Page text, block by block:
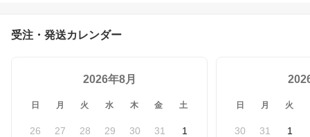
受注・発送カレンダー
2026年8月
日 月 火 水 木 金 土
26 27 28 29 30 31 1
日 月 火
30 31 1